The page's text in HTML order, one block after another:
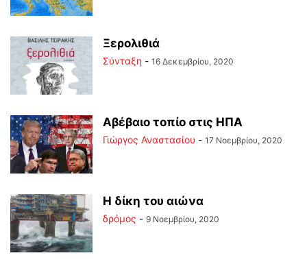
Ξερολιθιά
Σύνταξη - 16 Δεκεμβρίου, 2020
Αβέβαιο τοπίο στις ΗΠΑ
Γιώργος Αναστασίου - 17 Νοεμβρίου, 2020
Η δίκη του αιώνα
δρόμος - 9 Νοεμβρίου, 2020